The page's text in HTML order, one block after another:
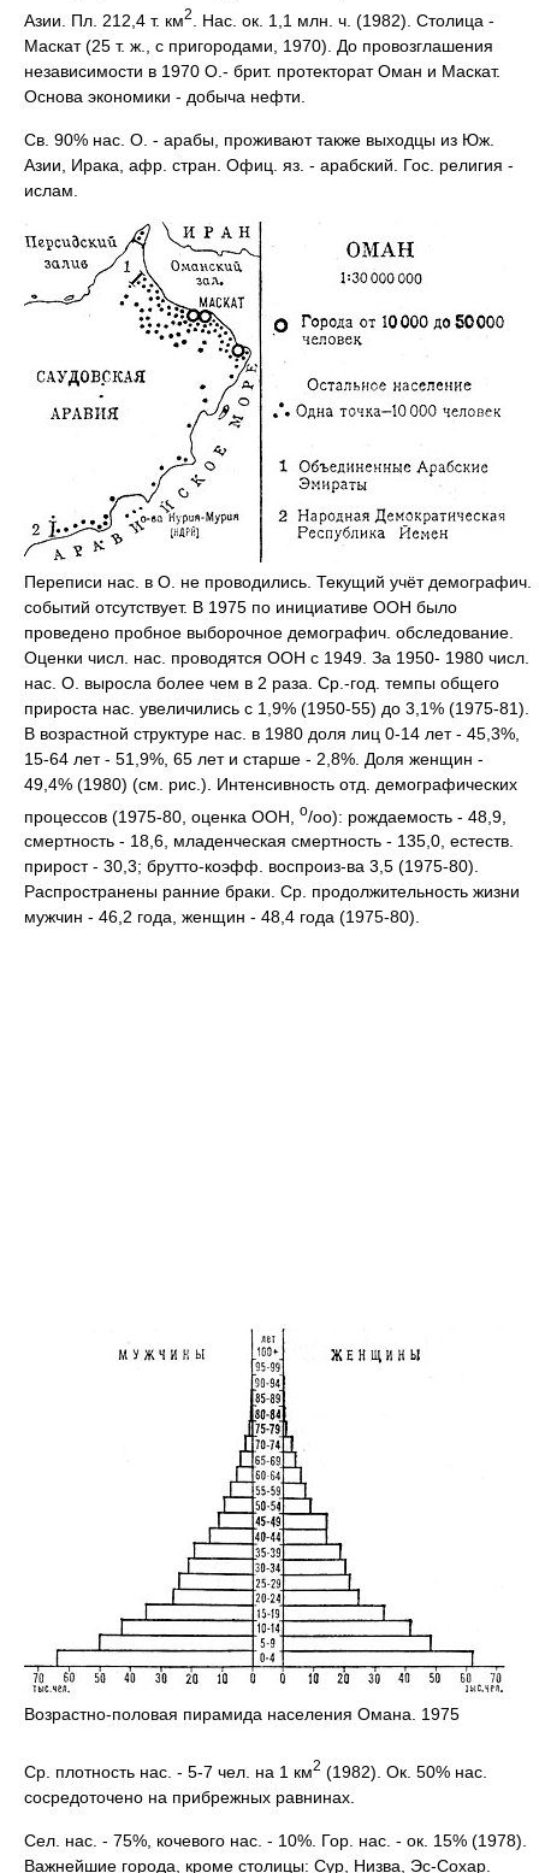
Азии. Пл. 212,4 т. км2
. Нас. ок. 1,1 млн. ч. (1982). Столица -
Маскат (25 т. ж., с пригородами, 1970). До провозглашения
независимости в 1970 О.- брит. протекторат Оман и Маскат.
Основа экономики - добыча нефти.
Св. 90% нас. О. - арабы, проживают также выходцы из Юж.
Азии, Ирака, афр. стран. Офиц. яз. - арабский. Гос. религия -
ислам.
Переписи нас. в О. не проводились. Текущий учёт демографич.
событий отсутствует. В 1975 по инициативе ООН было
проведено пробное выборочное демографич. обследование.
Оценки числ. нас. проводятся ООН с 1949. За 1950- 1980 числ.
нас. О. выросла более чем в 2 раза. Ср.-год. темпы общего
прироста нас. увеличились с 1,9% (1950-55) до 3,1% (1975-81).
В возрастной структуре нас. в 1980 доля лиц 0-14 лет - 45,3%,
15-64 лет - 51,9%, 65 лет и старше - 2,8%. Доля женщин -
49,4% (1980) (см. рис.). Интенсивность отд. демографических
процессов (1975-80, оценка ООН,
o/oo): рождаемость - 48,9,
смертность - 18,6, младенческая смертность - 135,0, естеств.
прирост - 30,3; брутто-коэфф. воспроиз-ва 3,5 (1975-80).
Распространены ранние браки. Ср. продолжительность жизни
мужчин - 46,2 года, женщин - 48,4 года (1975-80).
Возрастно-половая пирамида населения Омана. 1975
Ср. плотность нас. - 5-7 чел. на 1 км2 (1982). Ок. 50% нас.
сосредоточено на прибрежных равнинах.
Сел. нас. - 75%, кочевого нас. - 10%. Гор. нас. - ок. 15% (1978).
Важнейшие города, кроме столицы: Сур, Низва, Эс-Сохар.